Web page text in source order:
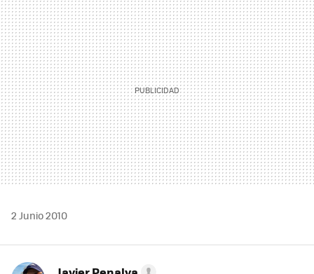
MAIL
2 Junio 2010